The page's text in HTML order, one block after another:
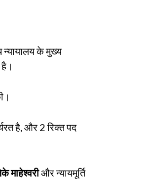
के मुख्य
है, और 2 रिक्त पद
माहेश्वरीऔर न्यायमूर्ति